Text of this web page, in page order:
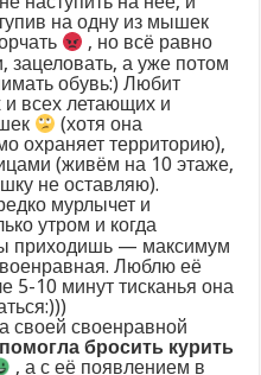
на одну из мышек
, но всё равно
зацеловать, а уже потом
обувь:) Любит
и всех летающих и
(хотя она
охраняет территорию),
(живём на 10 этаже,
не оставляю).
мурлычет и
утром и когда
приходишь — максимум
Люблю её
5-10 минут тисканья она
своей своенравной
бросить курить
, а с её появлением в